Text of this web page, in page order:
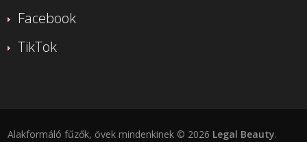
Facebook
TikTok
Alakformáló fűzők, övek mindenkinek © 2026 Legal Beauty.